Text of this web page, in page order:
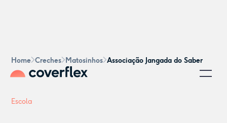
Home Creches Matosinhos Associação Jangada do Saber
Escola